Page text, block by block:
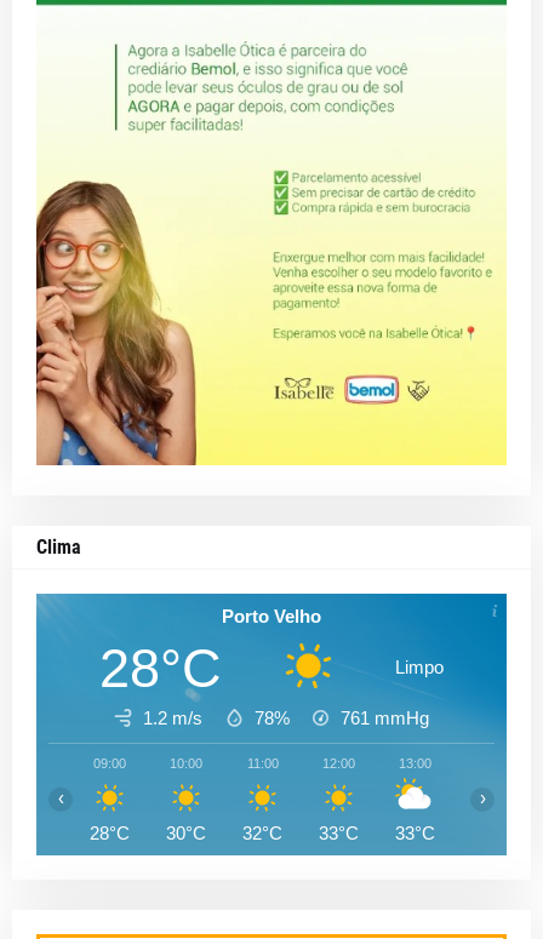
Clima
Porto Velho
28°C Limpo
1.2 m/s 78% 761 mmHg
09:00
28°C
10:00
30°C
11:00
32°C
12:00
33°C
13:00
33°C
‹ ›